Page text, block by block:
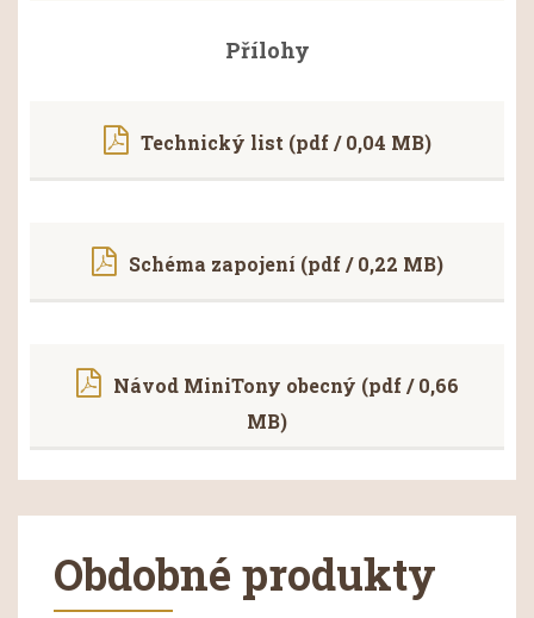
Přílohy
Technický list (pdf / 0,04 MB)
Schéma zapojení (pdf / 0,22 MB)
Návod MiniTony obecný (pdf / 0,66
MB)
Obdobné produkty